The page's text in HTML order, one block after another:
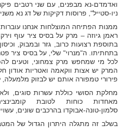
ואדמדם-נא מבפנים, עם שני רטבים
ניו-סטייל", פרוסות דקיקות של דג נא
ממנות הפתיחה המוצלחות אנחנו
ראמן גיוזה – מרק על בסיס ציר עוף
בתוספת רצועות כרוב, גזר ובמבוק,
בתחתיתו. ה"מנרוי" שלי, על בסיס ציר
לכל מי שמחפש מרק צמחוני, וטעים
המרק יש אצות ווקאמה ואטריות אודון
פירורי טמפורה אותם יש לבזוק מלמעלה,
מחלקת הסושי כוללת עשרות סוגים,
מאחדות כוחות לטובת
סלמון-טונה-אבוקדו בהרכבים שונים,
בשלב זה מתגלה היתרון הגדול של